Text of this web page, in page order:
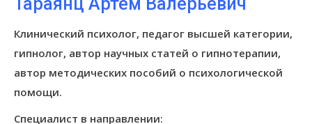
Тараянц Артем Валерьевич
Клинический психолог, педагог высшей категории,
гипнолог, автор научных статей о гипнотерапии,
автор методических пособий о психологической
помощи.
Специалист в направлении: